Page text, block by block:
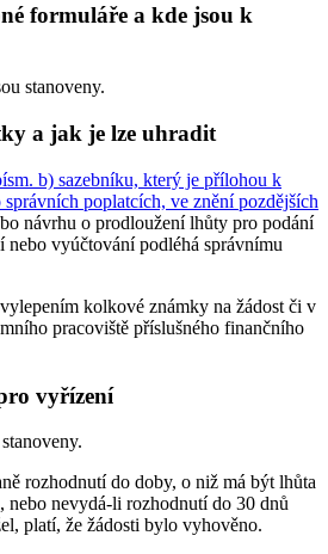
formuláře a kde jsou k
stanoveny.
a jak je lze uhradit
b) sazebníku, který je přílohou k
poplatcích, ve znění pozdějších
návrhu o prodloužení lhůty pro podání
nebo vyúčtování podléhá správnímu
kolkové známky na žádost či v
pracoviště příslušného finančního
vyřízení
rozhodnutí do doby, o niž má být lhůta
nebo nevydá-li rozhodnutí do 30 dnů
platí, že žádosti bylo vyhověno.